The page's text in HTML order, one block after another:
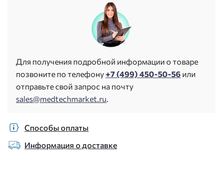
Для получения подробной информации о товаре
позвоните по телефону+7 (499) 450-50-56 или
отправьте свой запрос на почту
sales@medtechmarket.ru.
Способы оплаты
Информация о доставке